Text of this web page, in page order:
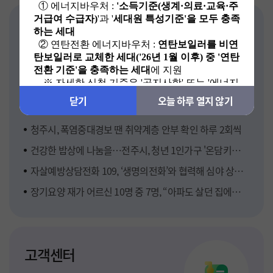
닫기 오늘 하루 열지 않기
닫기 오늘 하루 열지 않기